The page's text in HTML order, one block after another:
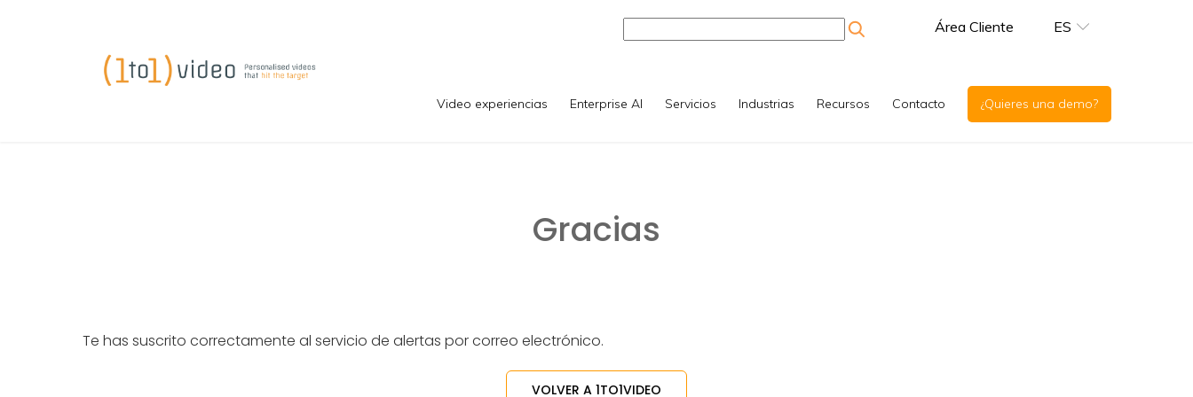
Video experiencias Enterprise AI Servicios Industrias Recursos Contacto ¿Quieres una demo?
Área Cliente ES
Gracias
Te has suscrito correctamente al servicio de alertas por correo electrónico.
VOLVER A 1TO1VIDEO